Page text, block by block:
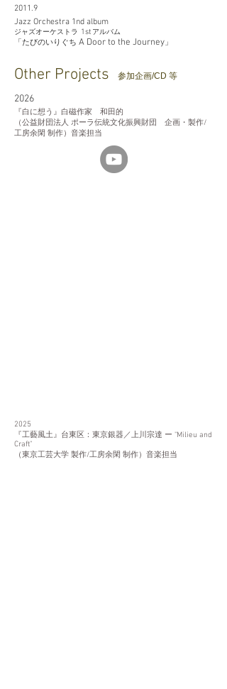
2011.9
Jazz Orchestra 1nd album
ジャズオーケストラ 1st アルバム
「たびのいりぐち A Door to the Journey」
Other Projects 参加企画/CD 等
2026
『白に想う』 白磁作家 和田的
（公益財団法人 ポーラ伝統文化振興財団 企画・製作/
工房余閑 制作）音楽担当
2025
『工藝風土』台東区：東京銀器／上川宗達 ー "Milieu and
Craft"
（東京工芸大学 製作/工房余閑 制作）音楽担当